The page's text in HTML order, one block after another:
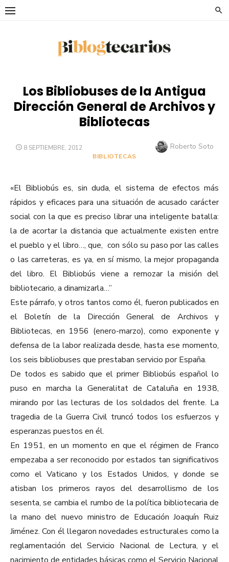
Saltar
Los Bibliobuses de la Antigua
Dirección General de Archivos y
Bibliotecas
PUBLICADO
8 SEPTIEMBRE, 2012 Autor
Roberto Soto
BIBLIOTECAS
«El Bibliobús es, sin duda, el sistema de efectos más
rápidos y eficaces para una situación de acusado carácter
social con la que es preciso librar una inteligente batalla:
la de acortar la distancia que actualmente existen entre
el pueblo y el libro…, que, con sólo su paso por las calles
o las carreteras, es ya, en sí mismo, la mejor propaganda
del libro. El Bibliobús viene a remozar la misión del
bibliotecario, a dinamizarla…”
Este párrafo, y otros tantos como él, fueron publicados en
el Boletín de la Dirección General de Archivos y
Bibliotecas, en 1956 (enero-marzo), como exponente y
defensa de la labor realizada desde, hasta ese momento,
los seis bibliobuses que prestaban servicio por España.
De todos es sabido que el primer Bibliobús español lo
puso en marcha la Generalitat de Cataluña en 1938,
mirando por las lecturas de los soldados del frente. La
tragedia de la Guerra Civil truncó todos los esfuerzos y
esperanzas puestos en él.
En 1951, en un momento en que el régimen de Franco
empezaba a ser reconocido por estados tan significativos
como el Vaticano y los Estados Unidos, y donde se
atisban los primeros rayos del desarrollismo de los
sesenta, se cambia el rumbo de la política bibliotecaria de
la mano del nuevo ministro de Educación Joaquín Ruiz
Jiménez. Con él llegaron novedades estructurales como la
reglamentación del Servicio Nacional de Lectura, y el